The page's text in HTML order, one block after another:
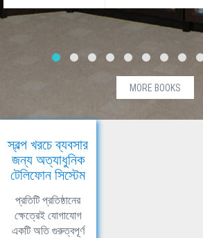
MORE BOOKS
স্বল্প খরচে ব্যবসার
জন্য অত্যাধুনিক
টেলিফোন সিস্টেম
প্রতিটি প্রতিষ্ঠানের
ক্ষেত্রেই যোগাযোগ
একটি অতি গুরুত্বপূর্ণ